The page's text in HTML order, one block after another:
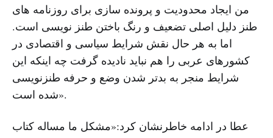
من ایجاد محدودیت و پرونده سازی برای روزنامه های
طنز دلیل اصلی تضعیف و رنگ باختن طنز نویسی است.
اما به هر حال نقش شرایط سیاسی و اقتصادی در
کشورهای عربی را هم نباید نادیده گرفت چه اینکه این
شرایط منجر به بدتر شدن وضع و حرفه طنزنویسی
شده است».
عطا در ادامه خاطرنشان کرد:«مشکل ما مساله کتاب